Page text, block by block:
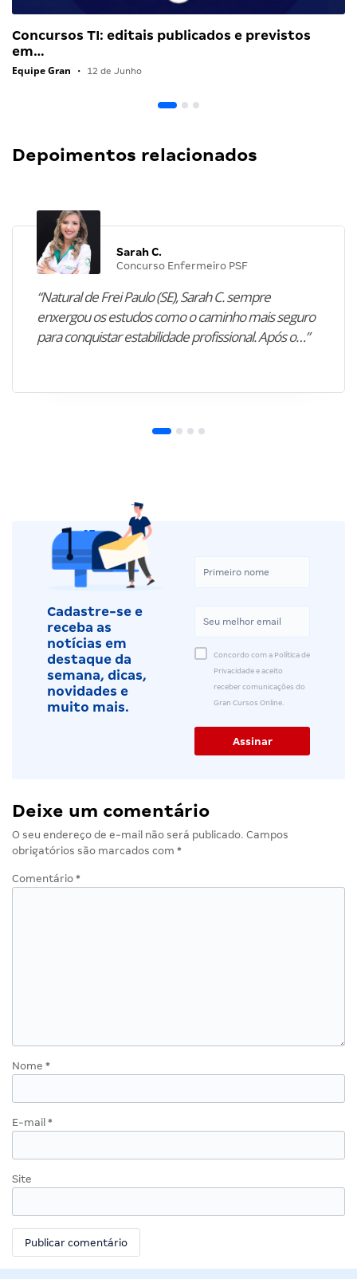
Concursos TI: editais publicados e previstos
em…
Equipe Gran • 12 de Junho
Depoimentos relacionados
Sarah C.
Concurso Enfermeiro PSF
“Natural de Frei Paulo (SE), Sarah C. sempre
enxergou os estudos como o caminho mais seguro
para conquistar estabilidade profissional. Após o…”
Cadastre-se e
receba as
notícias em
destaque da
semana, dicas,
novidades e
muito mais.
Concordo com a Política de
Privacidade e aceito
receber comunicações do
Gran Cursos Online.
Deixe um comentário
O seu endereço de e-mail não será publicado. Campos
obrigatórios são marcados com *
Comentário *
Nome *
E-mail *
Site